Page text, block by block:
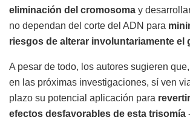
eliminación del cromosoma y
no dependan del corte del ADN para
riesgos de alterar involuntariamente el
A pesar de todo, los autores sugieren
en las próximas investigaciones, sí ven
plazo su potencial aplicación para
efectos desfavorables de esta trisomía